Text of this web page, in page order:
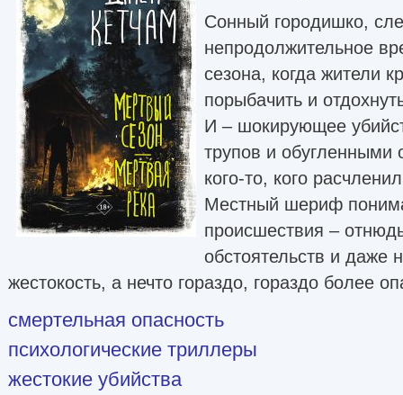
Сонный городишко,
непродолжительное
сезона, когда жители
порыбачить и
И – шокирующее
трупов и обугленными
кого-то, кого
Местный шериф
происшествия –
обстоятельств и даже
жестокость, а нечто гораздо, гораздо более
смертельная опасность
психологические триллеры
жестокие убийства